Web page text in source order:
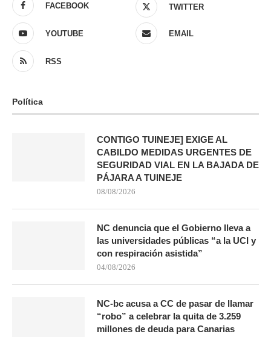
FACEBOOK TWITTER
YOUTUBE EMAIL
RSS
Política
CONTIGO TUINEJE] EXIGE AL
CABILDO MEDIDAS URGENTES DE
SEGURIDAD VIAL EN LA BAJADA DE
PÁJARA A TUINEJE
08/08/2026
NC denuncia que el Gobierno lleva a
las universidades públicas “a la UCI y
con respiración asistida”
04/08/2026
NC-bc acusa a CC de pasar de llamar
“robo” a celebrar la quita de 3.259
millones de deuda para Canarias